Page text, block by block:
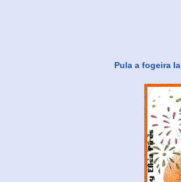
Pula a fogeira